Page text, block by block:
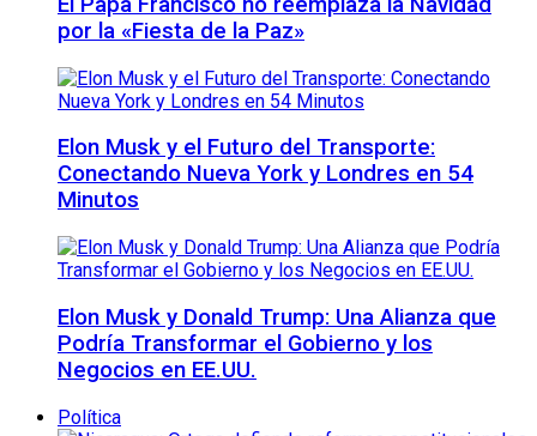
por la «Fiesta de la Paz»
Elon Musk y el Futuro del Transporte:
Conectando Nueva York y Londres en 54
Minutos
Elon Musk y Donald Trump: Una Alianza que
Podría Transformar el Gobierno y los
Negocios en EE.UU.
Política